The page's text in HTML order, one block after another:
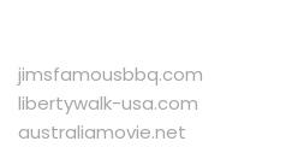
jimsfamousbbq.com
libertywalk-usa.com
australiamovie.net